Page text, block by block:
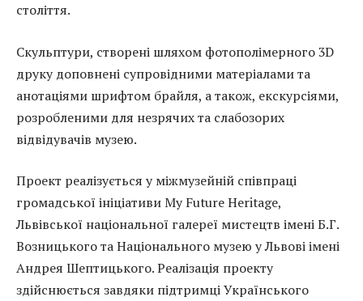
століття.
Скульптури, створені шляхом фотополімерного 3D
друку доповнені супровідними матеріалами та
анотаціями шрифтом брайля, а також, екскурсіями,
розробленими для незрячих та слабозорих
відвідувачів музею.
Проект реалізується у міжмузейній співпраці
громадської ініціативи My Future Heritage,
Львівської національної галереї мистецтв імені Б.Г.
Возницького та Національного музею у Львові імені
Андрея Шептицького. Реалізація проекту
здійснюється завдяки підтримці Українського